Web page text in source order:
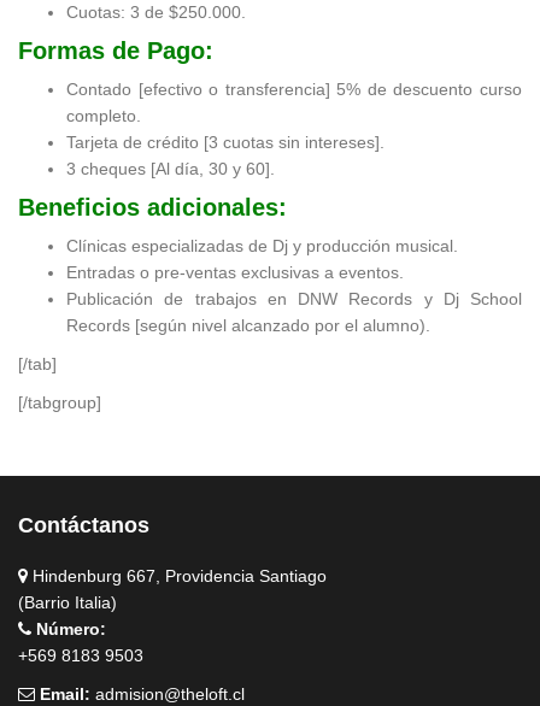
Cuotas: 3 de $250.000.
Formas de Pago:
Contado [efectivo o transferencia] 5% de descuento curso
completo.
Tarjeta de crédito [3 cuotas sin intereses].
3 cheques [Al día, 30 y 60].
Beneficios adicionales:
Clínicas especializadas de Dj y producción musical.
Entradas o pre-ventas exclusivas a eventos.
Publicación de trabajos en DNW Records y Dj School
Records [según nivel alcanzado por el alumno).
[/tab]
[/tabgroup]
Contáctanos
Hindenburg 667, Providencia Santiago
(Barrio Italia)
Número:
+569 8183 9503
Email: admision@theloft.cl